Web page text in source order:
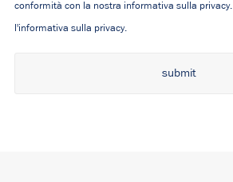
conformità con la nostra informativa sulla privacy.
l'informativa sulla privacy.